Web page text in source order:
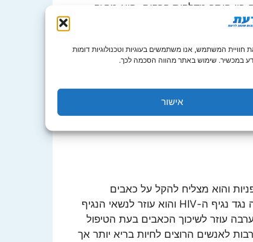
חוויית המשתמש, אנו משתמשים בעוגיות וטכנולוגיות דומות
במכשיר. שימוש באתר מהווה הסכמה לכך.
אישור
בין היתר מדלקות פרקים, הוא מחזק
השנים, מוריד את רמת הסוכר בדם
אסטמה ולכאלו הסובלים מקוצר
את הגוף מפני רעלים, מביא לחלב
ונערים אשר אינם מסכימים לאכול,
מלהסתיים. מורינגה ערבה הוא אחד
וחיים יותר שנים. שימוש קבוע בצמח,
גם בחיים שלכם ולהפוך אותם לנוחים
והוא מצליח להקל על כאבים
וטיפולים בעת המחלה. בין היתר, הצמח יעיל במלחמה נגד נגיף ה-HIV והוא עוזר לנשאי הנגיף
עוזר לשיכוך הכאבים בעת הטיפול
לאנשים הרוצים לחיות בריא יותר אך